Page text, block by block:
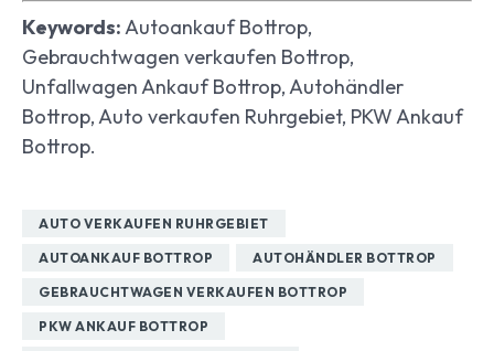
Keywords:Autoankauf Bottrop,
Gebrauchtwagen verkaufen Bottrop,
Unfallwagen Ankauf Bottrop, Autohändler
Bottrop, Auto verkaufen Ruhrgebiet, PKW Ankauf
Bottrop.
AUTO VERKAUFEN RUHRGEBIET
AUTOANKAUF BOTTROP AUTOHÄNDLER BOTTROP
GEBRAUCHTWAGEN VERKAUFEN BOTTROP
PKW ANKAUF BOTTROP